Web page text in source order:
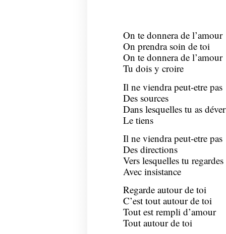
On te donnera de l’amour
On prendra soin de toi
On te donnera de l’amour
Tu dois y croire
Il ne viendra peut-etre pas
Des sources
Dans lesquelles tu as
Le tiens
Il ne viendra peut-etre pas
Des directions
Vers lesquelles tu regardes
Avec insistance
Regarde autour de toi
C’est tout autour de toi
Tout est rempli d’amour
Tout autour de toi